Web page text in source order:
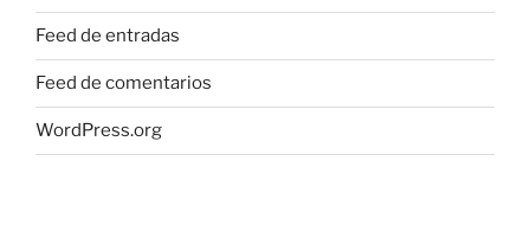
Feed de entradas
Feed de comentarios
WordPress.org